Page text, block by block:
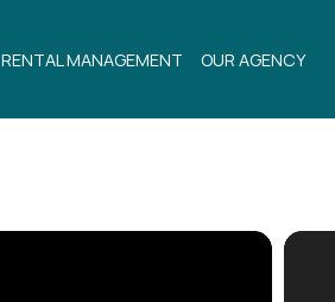
RENTAL MANAGEMENT OUR AGENCY